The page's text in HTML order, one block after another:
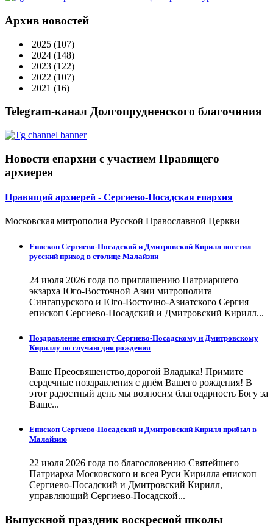
Архив новостей
2025 (107)
2024 (148)
2023 (122)
2022 (107)
2021 (16)
Telegram-канал Долгопрудненского благочиния
Новости епархии с участием Правящего
архиерея
Правящий архиерей - Сергиево-Посадская епархия
Московская митрополия Русской Православной Церкви
Епископ Сергиево-Посадский и Дмитровский Кирилл посетил
русский приход в столице Малайзии
24 июля 2026 года по приглашению Патриаршего
экзарха Юго-Восточной Азии митрополита
Сингапурского и Юго-Восточно-Азиатского Сергия
епископ Сергиево-Посадский и Дмитровский Кирилл...
Поздравление епископу Сергиево-Посадскому и Дмитровскому
Кириллу по случаю дня рождения
Ваше Преосвященство,дорогой Владыка! Примите
сердечные поздравления с днём Вашего рождения! В
этот радостный день мы возносим благодарность Богу за
Ваше...
Епископ Сергиево-Посадский и Дмитровский Кирилл прибыл в
Малайзию
22 июля 2026 года по благословению Святейшего
Патриарха Московского и всея Руси Кирилла епископ
Сергиево-Посадский и Дмитровский Кирилл,
управляющий Сергиево-Посадской...
Выпускной праздник воскресной школы